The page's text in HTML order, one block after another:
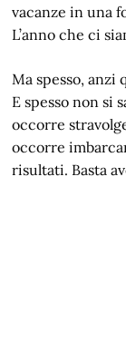
vacanze in una
L’anno che ci
Ma spesso, anzi
E spesso non si
occorre
occorre
risultati. Basta